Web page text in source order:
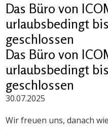
Das Büro von
urlaubsbedingt
geschlossen
Das Büro von
urlaubsbedingt
geschlossen
30.07.2025
Wir freuen uns, danach